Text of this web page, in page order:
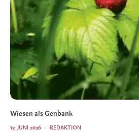
Wiesen als Genbank
REDAKTION
·
17. JUNI 2026